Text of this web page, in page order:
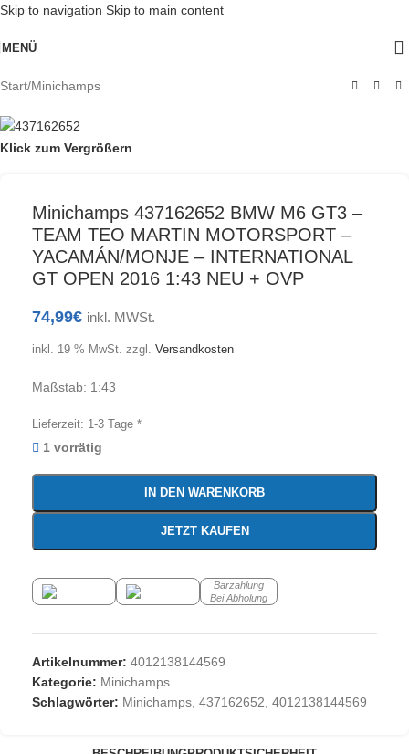
Skip to navigation Skip to main content
MENÜ
Start/Minichamps
Klick zum Vergrößern
Minichamps 437162652 BMW M6 GT3 –
TEAM TEO MARTIN MOTORSPORT –
YACAMÁN/MONJE – INTERNATIONAL
GT OPEN 2016 1:43 NEU + OVP
74,99€ inkl. MWSt.
inkl. 19 % MwSt. zzgl. Versandkosten
Maßstab: 1:43
Lieferzeit: 1-3 Tage *
1 vorrätig
IN DEN WARENKORB
JETZT KAUFEN
Barzahlung
Bei Abholung
Artikelnummer: 4012138144569
Kategorie: Minichamps
Schlagwörter: Minichamps, 437162652, 4012138144569